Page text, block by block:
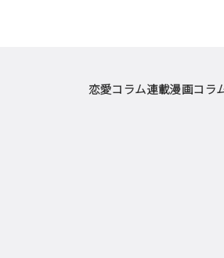
恋愛コラム連載漫画コラ